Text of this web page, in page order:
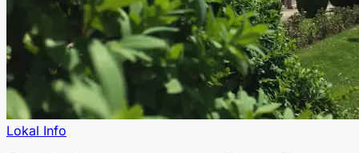
Lokal Info